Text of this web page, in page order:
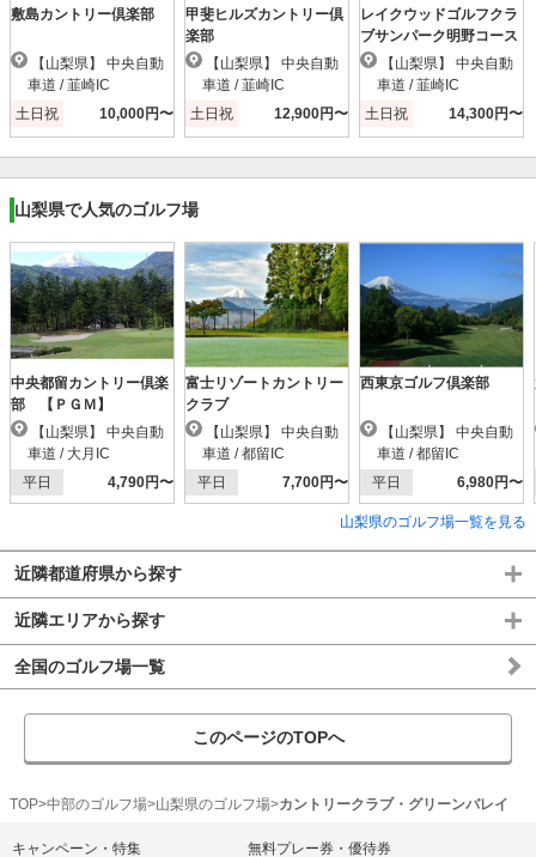
敷島カントリー倶楽部
車道 / 韮崎IC
土日祝
10,000円〜
甲斐ヒルズカントリー倶
楽部
車道 / 韮崎IC
土日祝
12,900円〜
レイクウッドゴルフクラ
ブサンパーク明野コース
車道 / 韮崎IC
土日祝
14,300円〜
山梨県で人気のゴルフ場
中央都留カントリー倶楽
部 【ＰＧＭ】
車道 / 大月IC
平日
4,790円〜
富士リゾートカントリー
クラブ
車道 / 都留IC
平日
7,700円〜
西東京ゴルフ倶楽部
車道 / 都留IC
平日
6,980円〜
山梨県のゴルフ場一覧を見る
近隣都道府県から探す
近隣エリアから探す
全国のゴルフ場一覧
このページのTOPへ
TOP 中部のゴルフ場 山梨県のゴルフ場 カントリークラブ・グリーンバレイ
キャンペーン・特集 無料プレー券・優待券